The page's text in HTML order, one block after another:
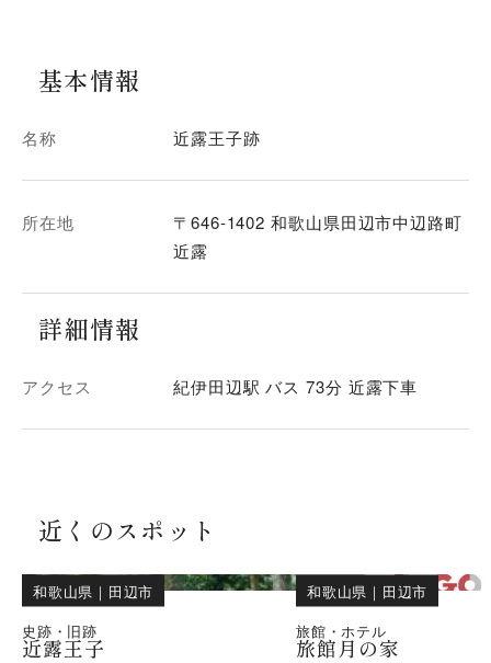
基本情報
名称 近露王子跡
所在地
〒646-1402 和歌山県田辺市中辺路町
近露
詳細情報
アクセス 紀伊田辺駅 バス 73分 近露下車
近くのスポット
和歌山県 ｜ 田辺市
史跡・旧跡
近露王子
和歌山県 ｜ 田辺市
旅館・ホテル
旅館月の家